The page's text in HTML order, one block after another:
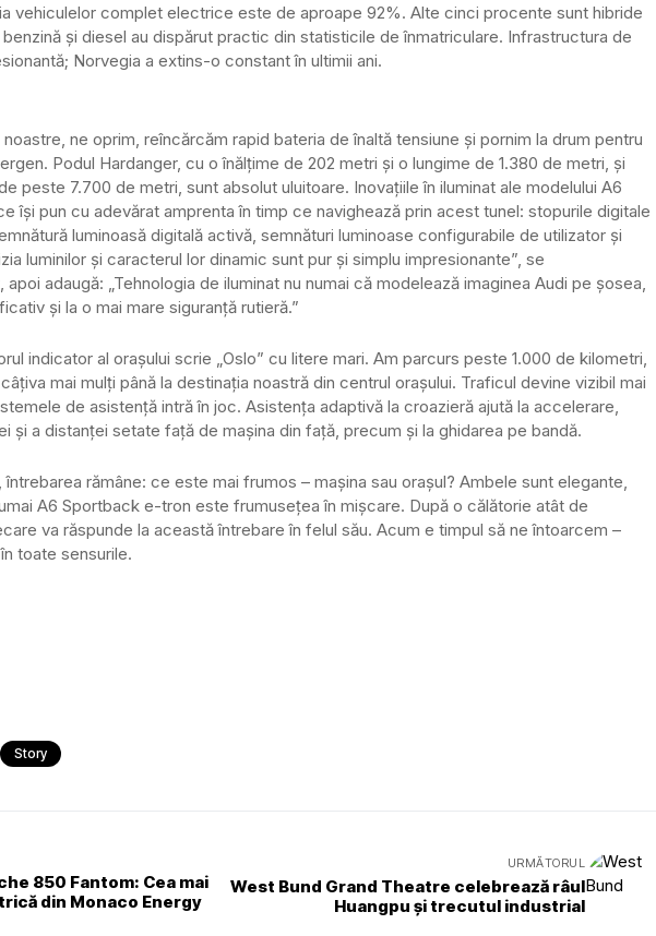
vehiculelor complet electrice este de aproape 92%. Alte cinci procente sunt hibride
și diesel au dispărut practic din statisticile de înmatriculare. Infrastructura de
Norvegia a extins-o constant în ultimii ani.
ne oprim, reîncărcăm rapid bateria de înaltă tensiune și pornim la drum pentru
Podul Hardanger, cu o înălțime de 202 metri și o lungime de 1.380 de metri, și
peste 7.700 de metri, sunt absolut uluitoare. Inovațiile în iluminat ale modelului A6
își pun cu adevărat amprenta în timp ce navighează prin acest tunel: stopurile digitale
luminoasă digitală activă, semnături luminoase configurabile de utilizator și
luminilor și caracterul lor dinamic sunt pur și simplu impresionante”, se
adaugă: „Tehnologia de iluminat nu numai că modelează imaginea Audi pe șosea,
și la o mai mare siguranță rutieră.”
indicator al orașului scrie „Oslo” cu litere mari. Am parcurs peste 1.000 de kilometri,
mai mulți până la destinația noastră din centrul orașului. Traficul devine vizibil mai
de asistență intră în joc. Asistența adaptivă la croazieră ajută la accelerare,
și a distanței setate față de mașina din față, precum și la ghidarea pe bandă.
rămâne: ce este mai frumos – mașina sau orașul? Ambele sunt elegante,
A6 Sportback e-tron este frumusețea în mișcare. După o călătorie atât de
va răspunde la această întrebare în felul său. Acum e timpul să ne întoarcem –
toate sensurile.
Story
850 Fantom: Cea mai
din Monaco Energy
URMĂTORUL
West Bund Grand Theatre celebrează râul
Huangpu și trecutul industrial